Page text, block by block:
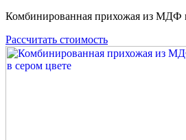
Комбинированная прихожая из МДФ
Рассчитать стоимость